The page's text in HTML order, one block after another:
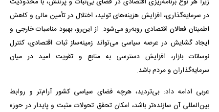
در سرمایه‌گذاری، افزایش هزینه‌های تولید، اختلال در تأمین مالی و کاهش
اطمینان فعالان اقتصادی روبه‌رو می‌شود. از این‌رو، بهبود مناسبات خارجی و
ایجاد گشایش در عرصه سیاسی می‌تواند زمینه‌ساز ثبات اقتصادی، کنترل
نوسانات بازار، افزایش دسترسی به منابع و تقویت امید در میان
سرمایه‌گذاران و مردم باشد.
عربی ادامه داد: بی‌تردید، هرچه فضای سیاسی کشور آرام‌تر و روابط
بین‌المللی آن سازنده‌تر باشد، امکان تحقق تحولات مثبت و پایدار در حوزه